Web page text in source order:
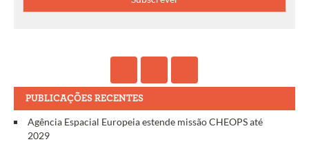
PUBLICAÇÕES RECENTES
Agência Espacial Europeia estende missão CHEOPS até
2029